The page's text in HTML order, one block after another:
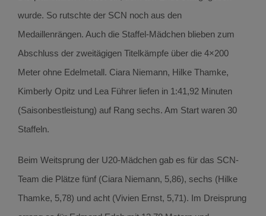
wurde. So rutschte der SCN noch aus den
Medaillenrängen. Auch die Staffel-Mädchen blieben zum
Abschluss der zweitägigen Titelkämpfe über die 4×200
Meter ohne Edelmetall. Ciara Niemann, Hilke Thamke,
Kimberly Opitz und Lea Führer liefen in 1:41,92 Minuten
(Saisonbestleistung) auf Rang sechs. Am Start waren 30
Staffeln.
Beim Weitsprung der U20-Mädchen gab es für das SCN-
Team die Plätze fünf (Ciara Niemann, 5,86), sechs (Hilke
Thamke, 5,78) und acht (Vivien Ernst, 5,71). Im Dreisprung